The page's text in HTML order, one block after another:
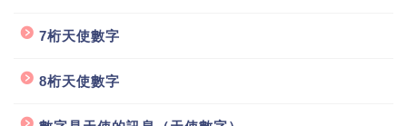
7桁天使數字
8桁天使數字